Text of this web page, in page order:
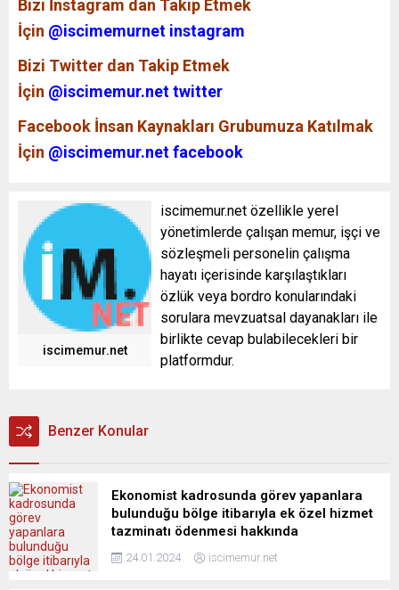
Bizi İnstagram dan Takip Etmek
İçin @iscimemurnet instagram
Bizi Twitter dan Takip Etmek
İçin @iscimemur.net twitter
Facebook İnsan Kaynakları Grubumuza Katılmak
İçin @iscimemur.net facebook
iscimemur.net
iscimemur.net özellikle yerel
yönetimlerde çalışan memur, işçi ve
sözleşmeli personelin çalışma
hayatı içerisinde karşılaştıkları
özlük veya bordro konularındaki
sorulara mevzuatsal dayanakları ile
birlikte cevap bulabilecekleri bir
platformdur.
Benzer Konular
Ekonomist kadrosunda görev yapanlara
bulunduğu bölge itibarıyla ek özel hizmet
tazminatı ödenmesi hakkında
24.01.2024 iscimemur.net